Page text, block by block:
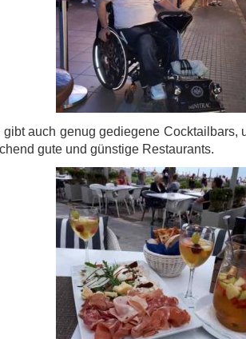
gibt auch genug gediegene Cocktailbars,
gute und günstige Restaurants.